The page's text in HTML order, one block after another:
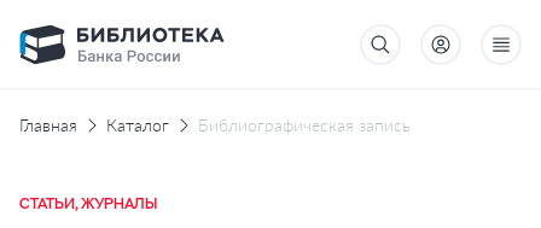
Главная Каталог Библиографическая запись
СТАТЬИ, ЖУРНАЛЫ